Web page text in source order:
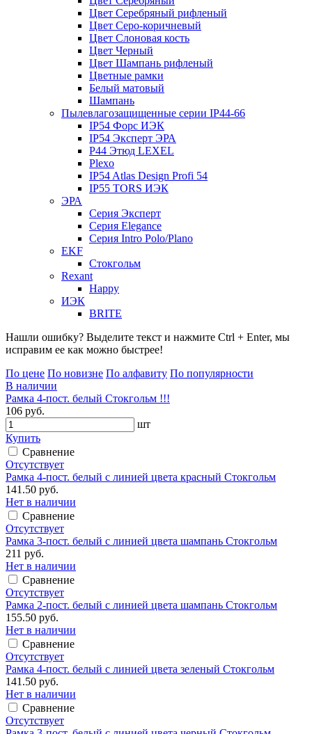
Цвет Серебряный рифленый
Цвет Серо-коричневый
Цвет Слоновая кость
Цвет Черный
Цвет Шампань рифленый
Цветные рамки
Белый матовый
Шампань
Пылевлагозащищенные серии IP44-66
IP54 Форс ИЭК
IP54 Эксперт ЭРА
P44 Этюд LEXEL
Plexo
IP54 Atlas Design Profi 54
IP55 TORS ИЭК
ЭРА
Серия Эксперт
Серия Elegance
Серия Intro Polo/Plano
EKF
Стокгольм
Rexant
Happy
ИЭК
BRITE
Нашли ошибку? Выделите текст и нажмите Ctrl + Enter, мы
исправим ее как можно быстрее!
По цене По новизне По алфавиту По популярности
В наличии
Рамка 4-пост. белый Стокгольм !!!
106 руб.
шт
Купить
Сравнение
Отсутствует
Рамка 4-пост. белый с линией цвета красный Стокгольм
141.50 руб.
Нет в наличии
Сравнение
Отсутствует
Рамка 3-пост. белый с линией цвета шампань Стокгольм
211 руб.
Нет в наличии
Сравнение
Отсутствует
Рамка 2-пост. белый с линией цвета шампань Стокгольм
155.50 руб.
Нет в наличии
Сравнение
Отсутствует
Рамка 4-пост. белый с линией цвета зеленый Стокгольм
141.50 руб.
Нет в наличии
Сравнение
Отсутствует